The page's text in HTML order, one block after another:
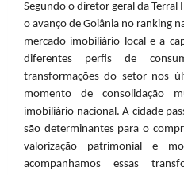
Segundo o diretor geral da
o avanço de Goiânia no ranking
mercado imobiliário local e a
diferentes perfis de
transformações do setor nos
momento de consolidação
imobiliário nacional. A cidade
são determinantes para o
valorização patrimonial e
acompanhamos essas